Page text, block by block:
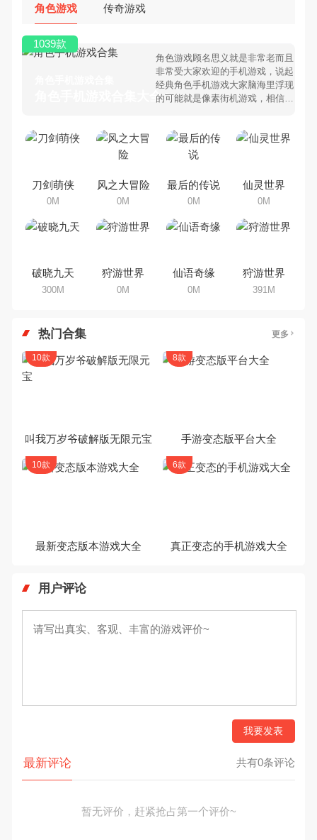
角色游戏 传奇游戏
角色手机游戏合集大全 >
角色游戏顾名思义就是非常老而且
非常受大家欢迎的手机游戏，说起
经典角色手机游戏大家脑海里浮现
的可能就是像素街机游戏，相信很
色手机游戏有哪些呢？游戏今天，
乐途下载站小编芒果味的怪咖给大
集，欢迎大家前来选择下载体验
1039款
刀剑萌侠
0M
风之大冒险
0M
最后的传说
0M
仙灵世界
0M
破晓九天
300M
狩游世界
0M
仙语奇缘
0M
狩游世界
391M
热门合集 更多
叫我万岁爷破解版无限元宝
10款
手游变态版平台大全
8款
最新变态版本游戏大全
10款
真正变态的手机游戏大全
6款
用户评论
我要发表
最新评论 共有0条评论
暂无评价，赶紧抢占第一个评价~